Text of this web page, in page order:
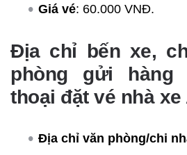
Giá vé: 60.000 VNĐ.
Địa chỉ bến xe,
phòng gửi
thoại đặt vé nhà xe
Địa chỉ văn phòng/chi